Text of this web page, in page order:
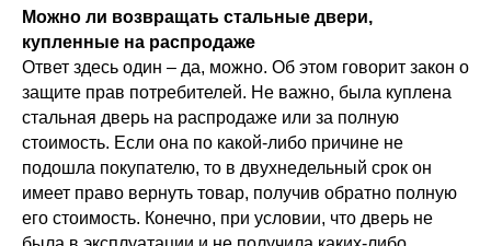
Можно ли возвращать стальные двери,
купленные на распродаже
Ответ здесь один – да, можно. Об этом говорит закон о
защите прав потребителей. Не важно, была куплена
стальная дверь на распродаже или за полную
стоимость. Если она по какой-либо причине не
подошла покупателю, то в двухнедельный срок он
имеет право вернуть товар, получив обратно полную
его стоимость. Конечно, при условии, что дверь не